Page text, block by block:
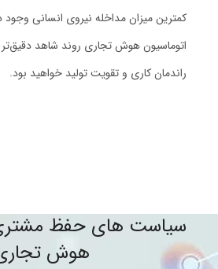
کمترین میزان مداخله نیروی انسانی وجود
اتوماسیون هوش تجاری روند شاهد
راندمان کاری و تقویت تولید خواهید بود.
سیاست های حفظ مشتری
هوش